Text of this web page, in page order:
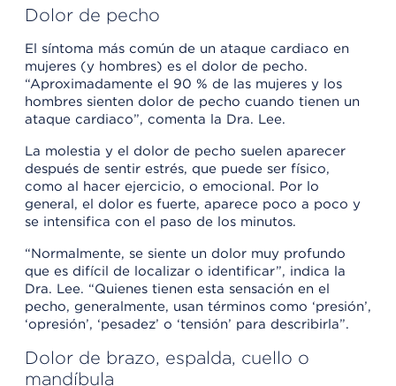
Dolor de pecho
El síntoma más común de un ataque cardiaco en
mujeres (y hombres) es el dolor de pecho.
“Aproximadamente el 90 % de las mujeres y los
hombres sienten dolor de pecho cuando tienen un
ataque cardiaco”, comenta la Dra. Lee.
La molestia y el dolor de pecho suelen aparecer
después de sentir estrés, que puede ser físico,
como al hacer ejercicio, o emocional. Por lo
general, el dolor es fuerte, aparece poco a poco y
se intensifica con el paso de los minutos.
“Normalmente, se siente un dolor muy profundo
que es difícil de localizar o identificar”, indica la
Dra. Lee. “Quienes tienen esta sensación en el
pecho, generalmente, usan términos como ‘presión’,
‘opresión’, ‘pesadez’ o ‘tensión’ para describirla”.
Dolor de brazo, espalda, cuello o
mandíbula